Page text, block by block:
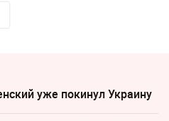
уже покинул Украину